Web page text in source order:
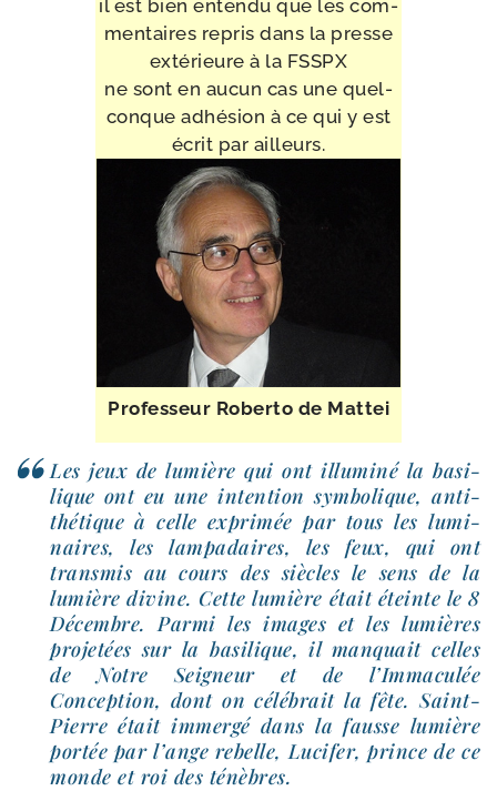
il est bien enten­du que les com­
men­taires repris dans la presse
exté­rieure à la FSSPX
ne sont en aucun cas une quel­
conque adhé­sion à ce qui y est
écrit par ailleurs.
Professeur Roberto de Mattei
Les jeux de lumière qui ont illu­mi­né la basi­
lique ont eu une inten­tion sym­bo­lique, anti­
thé­tique à celle expri­mée par tous les lumi­
naires, les lam­pa­daires, les feux, qui ont
trans­mis au cours des siècles le sens de la
lumière divine. Cette lumière était éteinte le 8
Décembre. Parmi les images et les lumières
pro­je­tées sur la basi­lique, il man­quait celles
de Notre Seigneur et de l’Immaculée
Conception, dont on célé­brait la fête. Saint-​
Pierre était immer­gé dans la fausse lumière
por­tée par l’ange rebelle, Lucifer, prince de ce
monde et roi des ténèbres.